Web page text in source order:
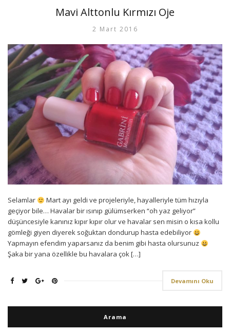
Mavi Alttonlu Kırmızı Oje
2 Mart 2016
Selamlar
Mart ayı geldi ve projeleriyle, hayalleriyle tüm hızıyla
geçiyor bile… Havalar bir ısınıp gülümserken “oh yaz geliyor”
düşüncesiyle kanınız kıpır kıpır olur ve havalar sen misin o kısa kollu
gömleği giyen diyerek soğuktan dondurup hasta edebiliyor
Yapmayın efendim yaparsanız da benim gibi hasta olursunuz
Şaka bir yana özellikle bu havalara çok […]
Devamını Oku
Arama